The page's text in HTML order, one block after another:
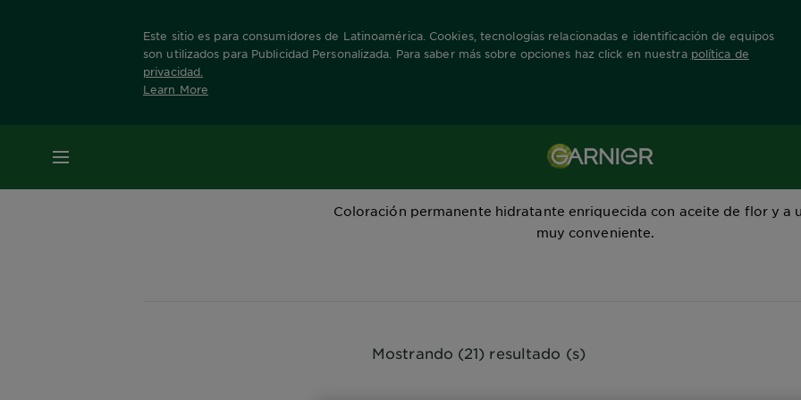
Este sitio es para consumidores de Latinoamérica. Cookies, tecnologías relacionadas e identificación de equipos
son utilizados para Publicidad Personalizada. Para saber más sobre opciones haz click en nuestra política de
privacidad
Learn More
MENÚ
Home Productos
Cor Intensa
Coloración permanente hidratante enriquecida con aceite de flor y a
muy conveniente.
Mostrando (21) resultado (s)